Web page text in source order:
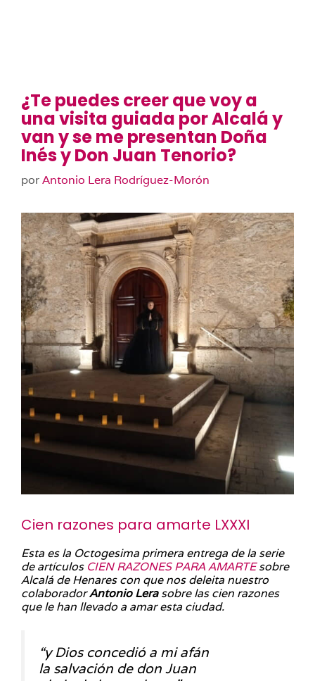
¿Te puedes creer que voy a
una visita guiada por Alcalá y
van y se me presentan Doña
Inés y Don Juan Tenorio?
porAntonio Lera Rodríguez-Morón
Cien razones para amarte LXXXI
Esta es la Octogesima primera entrega de la serie
de artículos CIEN RAZONES PARA AMARTEsobre
Alcalá de Henares con que nos deleita nuestro
colaboradorAntonio Lerasobre las cien razones
que le han llevado a amar esta ciudad.
“y Dios concedió a mi afán
la salvación de don Juan